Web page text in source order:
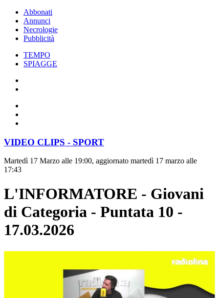
Abbonati
Annunci
Necrologie
Pubblicità
TEMPO
SPIAGGE
VIDEO CLIPS - SPORT
Martedì 17 Marzo alle 19:00, aggiornato martedì 17 marzo alle
17:43
L'INFORMATORE - Giovani
di Categoria - Puntata 10 -
17.03.2026